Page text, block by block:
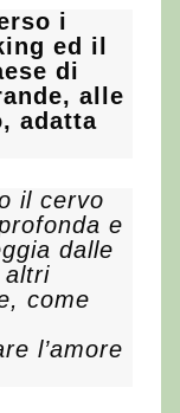
i
ed il
di
alle
adatta
il cervo
e
dalle
altri
come
l’amore